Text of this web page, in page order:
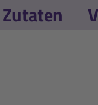
Zutaten